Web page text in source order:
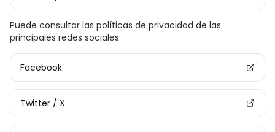
Puede consultar las políticas de privacidad de las
principales redes sociales:
Facebook
Twitter / X